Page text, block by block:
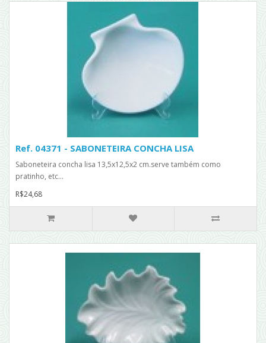
Ref. 04371 - SABONETEIRA CONCHA LISA
Saboneteira concha lisa 13,5x12,5x2 cm.serve também como
pratinho, etc...
R$24,68